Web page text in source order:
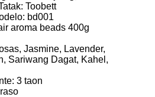
Toobett
bd001
aroma beads 400g
Jasmine, Lavender,
Sariwang Dagat, Kahel,
3 taon